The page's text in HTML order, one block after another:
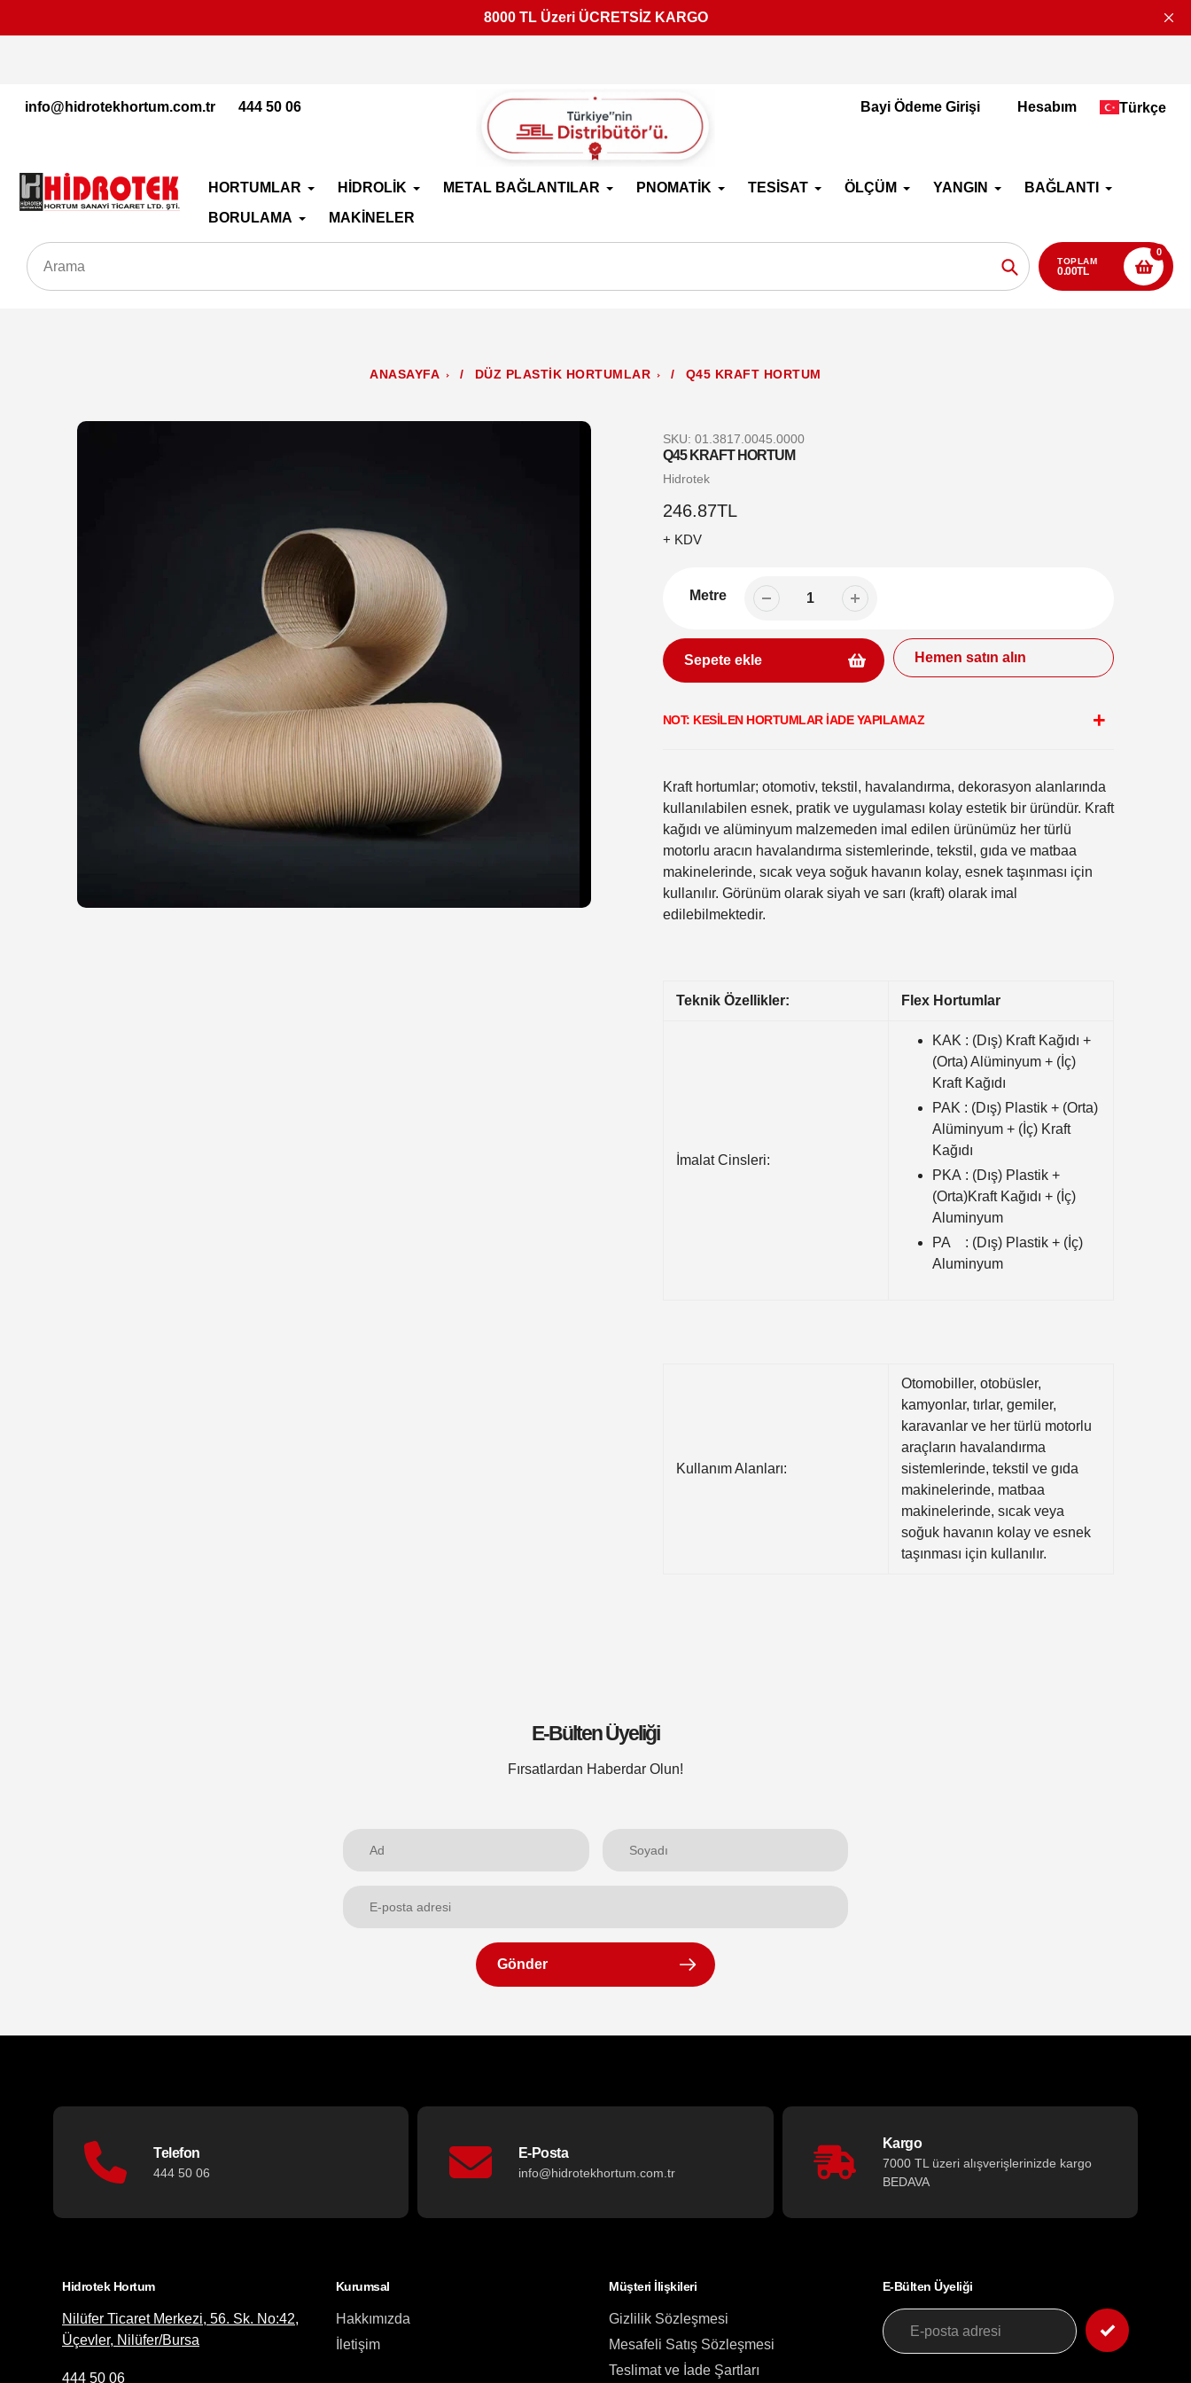
8000 TL Üzeri ÜCRETSİZ KARGO 2-4 İş Günü
info@hidrotekhortum.com.tr 444 50 06 Bayi Ödeme Girişi Hesabım Türkçe
HORTUMLAR HİDROLİK METAL BAĞLANTILAR PNOMATİK TESİSAT ÖLÇÜM YANGIN
BAĞLANTI
BORULAMA
MAKİNELER
Aramak
TOPLAM
0.00TL
0
ANASAYFA / DÜZ PLASTİK HORTUMLAR / Q45 KRAFT HORTUM
SKU: 01.3817.0045.0000
Q45 KRAFT HORTUM
Satıcı
Hidrotek
Normal
fiyat
246.87TL
+ KDV
Metre
Sepete ekle Hemen satın alın
ürün
NOT: KESİLEN HORTUMLAR İADE YAPILAMAZ
Kraft hortumlar; otomotiv, tekstil, havalandırma, dekorasyon alanlarında
kullanılabilen esnek, pratik ve uygulaması kolay estetik bir üründür. Kraft
kağıdı ve alüminyum malzemeden imal edilen ürünümüz her türlü
motorlu aracın havalandırma sistemlerinde, tekstil, gıda ve matbaa
makinelerinde, sıcak veya soğuk havanın kolay, esnek taşınması için
kullanılır. Görünüm olarak siyah ve sarı (kraft) olarak imal
edilebilmektedir.
Teknik Özellikler: Flex Hortumlar
İmalat Cinsleri:
KAK : (Dış) Kraft Kağıdı +
(Orta) Alüminyum + (İç)
Kraft Kağıdı
PAK : (Dış) Plastik + (Orta)
Alüminyum + (İç) Kraft
Kağıdı
PKA : (Dış) Plastik +
(Orta)Kraft Kağıdı + (İç)
Aluminyum
PA : (Dış) Plastik + (İç)
Aluminyum
Kullanım Alanları:
Otomobiller, otobüsler,
kamyonlar, tırlar, gemiler,
karavanlar ve her türlü motorlu
araçların havalandırma
sistemlerinde, tekstil ve gıda
makinelerinde, matbaa
makinelerinde, sıcak veya
soğuk havanın kolay ve esnek
taşınması için kullanılır.
E-Bülten Üyeliği
Fırsatlardan Haberdar Olun!
Gönder
Telefon
444 50 06
E-Posta
info@hidrotekhortum.com.tr
Kargo
7000 TL üzeri alışverişlerinizde kargo
BEDAVA
Hidrotek Hortum
Nilüfer Ticaret Merkezi, 56. Sk. No:42,
Üçevler, Nilüfer/Bursa
444 50 06
Kurumsal
Hakkımızda
İletişim
Müşteri İlişkileri
Gizlilik Sözleşmesi
Mesafeli Satış Sözleşmesi
Teslimat ve İade Şartları
E-Bülten Üyeliği